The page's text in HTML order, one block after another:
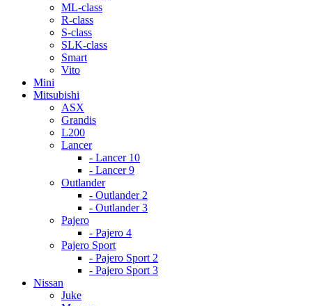
ML-class
R-class
S-class
SLK-class
Smart
Vito
Mini
Mitsubishi
ASX
Grandis
L200
Lancer
- Lancer 10
- Lancer 9
Outlander
- Outlander 2
- Outlander 3
Pajero
- Pajero 4
Pajero Sport
- Pajero Sport 2
- Pajero Sport 3
Nissan
Juke